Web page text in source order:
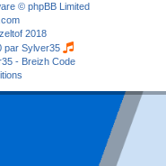
© phpBB Limited
2018
par Sylver35
- Breizh Code